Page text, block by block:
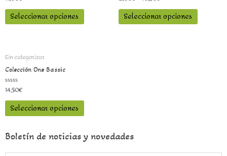
con
0
Seleccionar opciones
con
0
Seleccionar opciones
Sin categorizar
Colección One Bassic
Valorado
con
0
14,50€
Seleccionar opciones
Boletín de noticias y novedades